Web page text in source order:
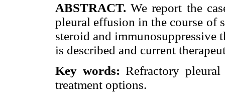
ABSTRACT.We report the
pleural effusion in the course of
steroid and
is described and current
Key words: Refractory
treatment options.